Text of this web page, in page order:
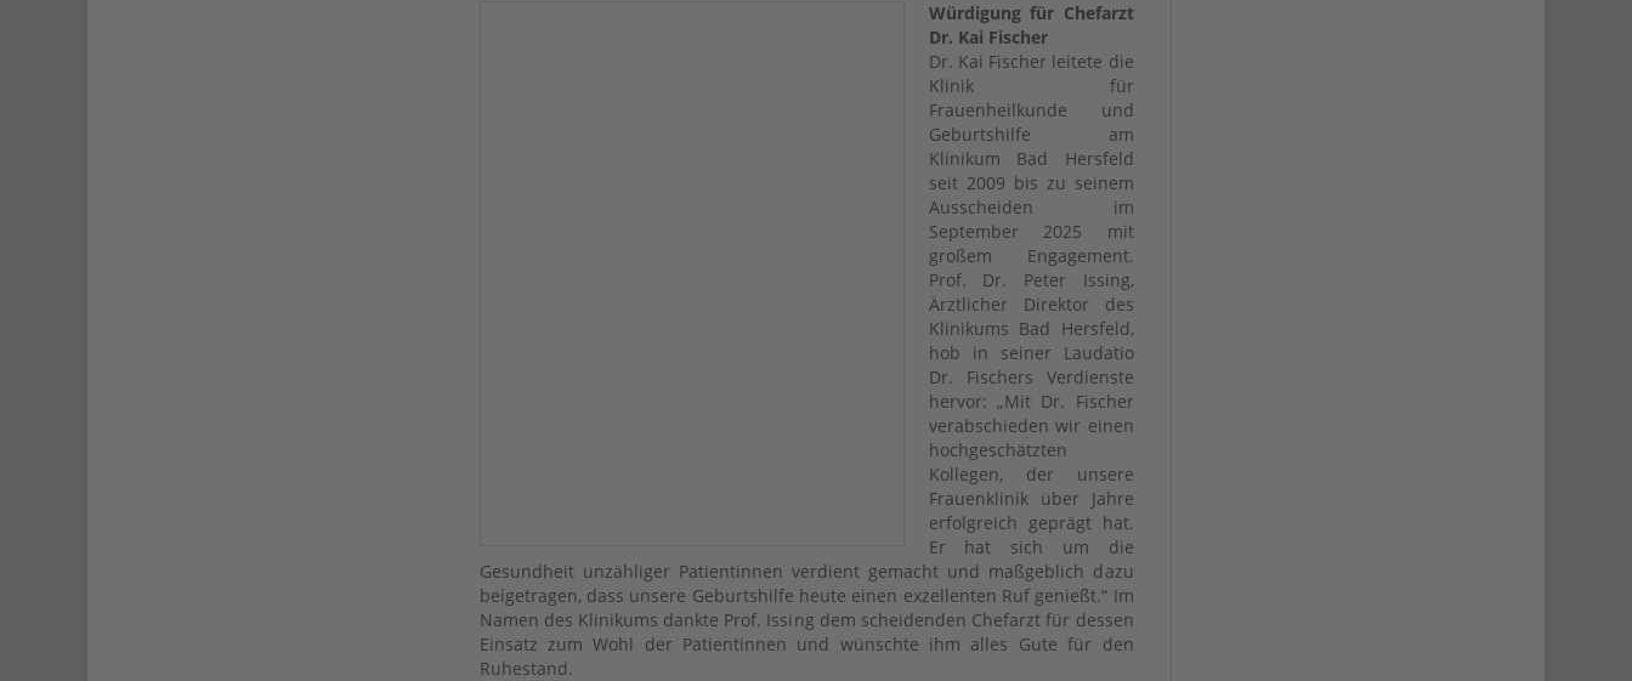
Würdigung für Chefarzt
Dr. Kai Fischer
Dr. Kai Fischer leitete die
Klinik für
Frauenheilkunde und
Geburtshilfe am
Klinikum Bad Hersfeld
seit 2009 bis zu seinem
Ausscheiden im
September 2025 mit
großem Engagement.
Prof. Dr. Peter Issing,
Ärztlicher Direktor des
Klinikums Bad Hersfeld,
hob in seiner Laudatio
Dr. Fischers Verdienste
hervor: „Mit Dr. Fischer
verabschieden wir einen
hochgeschätzten
Kollegen, der unsere
Frauenklinik über Jahre
erfolgreich geprägt hat.
Er hat sich um die
Gesundheit unzähliger Patientinnen verdient gemacht und maßgeblich dazu
beigetragen, dass unsere Geburtshilfe heute einen exzellenten Ruf genießt.“ Im
Namen des Klinikums dankte Prof. Issing dem scheidenden Chefarzt für dessen
Einsatz zum Wohl der Patientinnen und wünschte ihm alles Gute für den
Ruhestand.